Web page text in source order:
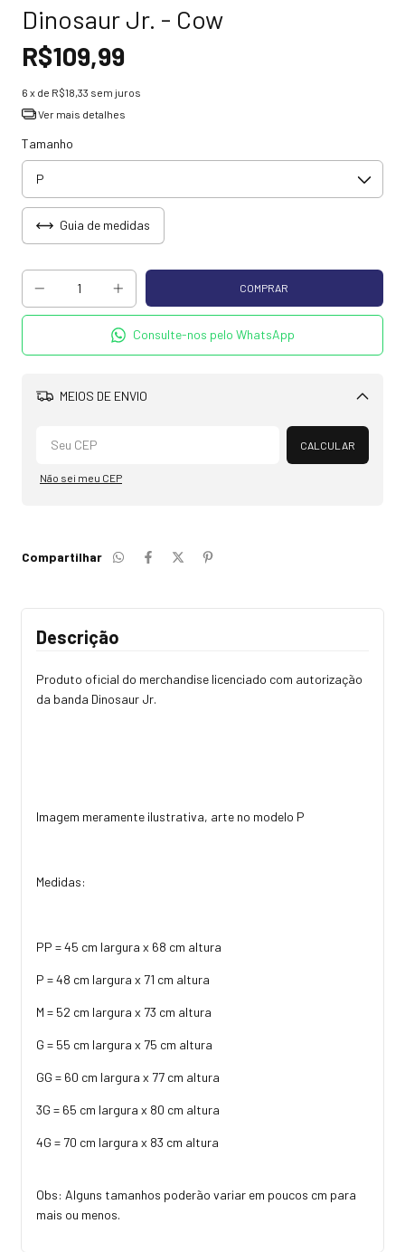
Dinosaur Jr. - Cow
R$109,99
6 x de R$18,33 sem juros
Ver mais detalhes
Tamanho
Guia de medidas
Consulte-nos pelo WhatsApp
MEIOS DE ENVIO
Alterar CEP
CALCULAR
Não sei meu CEP
Compartilhar
Descrição
Produto oficial do merchandise licenciado com autorização
da banda Dinosaur Jr.
Imagem meramente ilustrativa, arte no modelo P
Medidas:
PP = 45 cm largura x 68 cm altura
P = 48 cm largura x 71 cm altura
M = 52 cm largura x 73 cm altura
G = 55 cm largura x 75 cm altura
GG = 60 cm largura x 77 cm altura
3G = 65 cm largura x 80 cm altura
4G = 70 cm largura x 83 cm altura
Obs: Alguns tamanhos poderão variar em poucos cm para
mais ou menos.